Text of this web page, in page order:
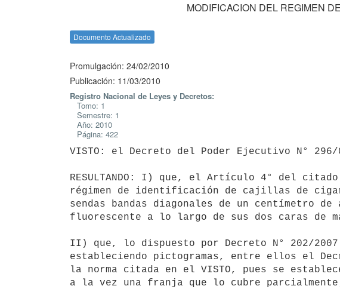
MODIFICACION DEL REGIMEN
Documento Actualizado
Promulgación: 24/02/2010
Publicación: 11/03/2010
Registro Nacional de Leyes y Decretos:
Tomo: 1
Semestre: 1
Año: 2010
Página: 422
VISTO: el Decreto del Poder Ejecutivo N°
RESULTANDO: I) que, el Artículo 4° del
régimen de identificación de cajillas de
sendas bandas diagonales de un centímetro
fluorescente a lo largo de sus dos caras de
II) que, lo dispuesto por Decreto N° 202/
estableciendo pictogramas, entre ellos el
la norma citada en el VISTO, pues se
a la vez una franja que lo cubre